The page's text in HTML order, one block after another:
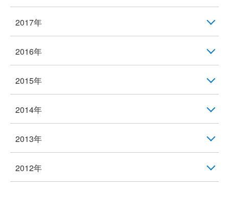
2017年
2016年
2015年
2014年
2013年
2012年